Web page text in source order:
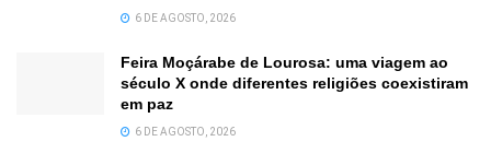
6 DE AGOSTO, 2026
Feira Moçárabe de Lourosa: uma viagem ao
século X onde diferentes religiões coexistiram
em paz
6 DE AGOSTO, 2026